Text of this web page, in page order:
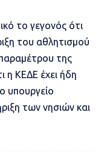
το γεγονός ότι
του αθλητισμού
της
η ΚΕΔΕ έχει ήδη
υπουργείο
των νησιών και